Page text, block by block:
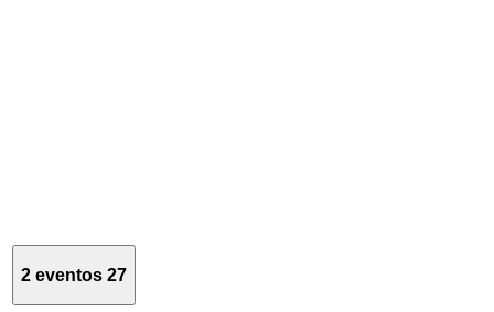
2 eventos 27